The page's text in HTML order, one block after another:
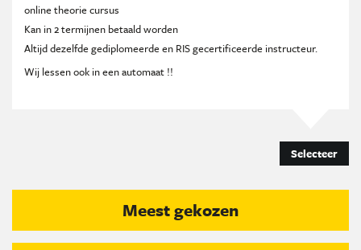
online theorie cursus
Kan in 2 termijnen betaald worden
Altijd dezelfde gediplomeerde en RIS gecertificeerde instructeur.
Wij lessen ook in een automaat !!
Selecteer
Meest gekozen